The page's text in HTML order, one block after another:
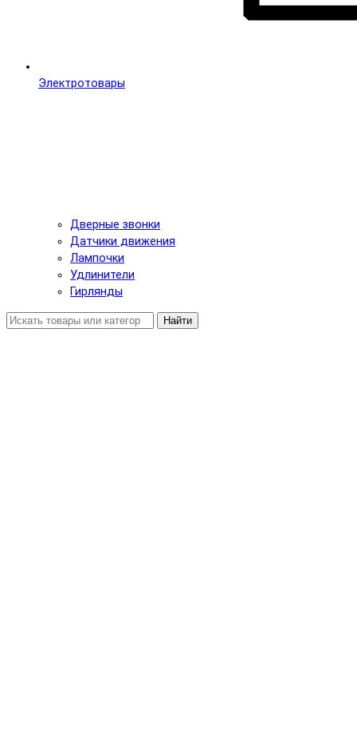
Электротовары
Дверные звонки
Датчики движения
Лампочки
Удлинители
Гирлянды
Найти